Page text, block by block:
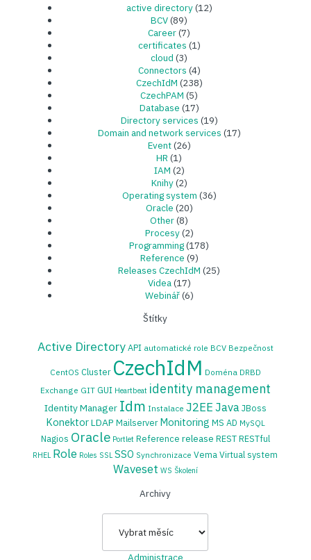
active directory(12)
BCV(89)
Career(7)
certificates (1)
cloud (3)
Connectors (4)
CzechIdM (238)
CzechPAM (5)
Database (17)
Directory services (19)
Domain and network services (17)
Event(26)
HR (1)
IAM (2)
Knihy(2)
Operating system (36)
Oracle (20)
Other(8)
Procesy(2)
Programming(178)
Reference (9)
Releases CzechIdM (25)
Videa (17)
Webinář(6)
Štítky
Active DirectoryAPI automatické role BCV Bezpečnost
CentOS Cluster CzechIdM Doména DRBD
Exchange GIT GUI Heartbeat identity management
Identity Manager Idm Instalace J2EEJavaJBoss
KonektorLDAP Mailserver Monitoring MS AD MySQL
Nagios Oracle Portlet Reference release RESTRESTful
RHEL Role Roles SSL SSO Synchronizace Vema Virtual system
Waveset WS Školení
Archivy
Archivy
Administrace